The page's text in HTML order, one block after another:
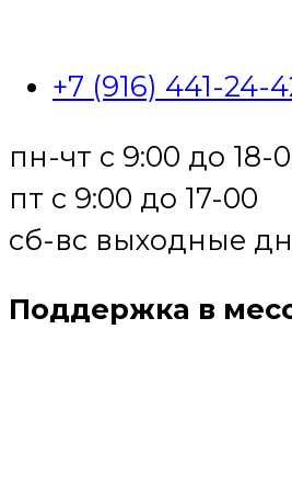
+7 (916) 441-24-
пн-чт с 9:00 до 18-
пт с 9:00 до 17-00
сб-вс выходные
Поддержка в